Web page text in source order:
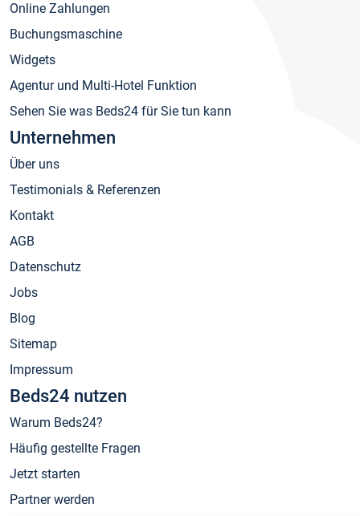
Online Zahlungen
Buchungsmaschine
Widgets
Agentur und Multi-Hotel Funktion
Sehen Sie was Beds24 für Sie tun kann
Unternehmen
Über uns
Testimonials & Referenzen
Kontakt
AGB
Datenschutz
Jobs
Blog
Sitemap
Impressum
Beds24 nutzen
Warum Beds24?
Häufig gestellte Fragen
Jetzt starten
Partner werden